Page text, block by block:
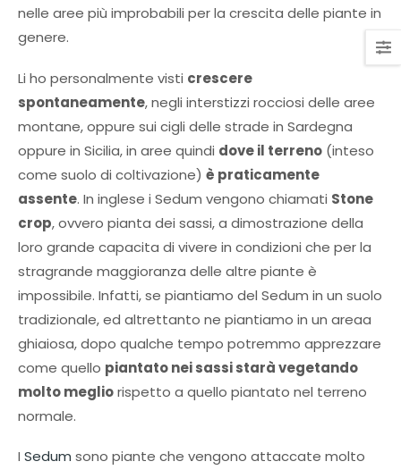
nelle aree più improbabili per la crescita delle piante in
genere.
Li ho personalmente visti crescere
spontaneamente, negli interstizzi rocciosi delle aree
montane, oppure sui cigli delle strade in Sardegna
oppure in Sicilia, in aree quindi dove il terreno (inteso
come suolo di coltivazione) è praticamente
assente. In inglese i Sedum vengono chiamati Stone
crop, ovvero pianta dei sassi, a dimostrazione della
loro grande capacita di vivere in condizioni che per la
stragrande maggioranza delle altre piante è
impossibile. Infatti, se piantiamo del Sedum in un suolo
tradizionale, ed altrettanto ne piantiamo in un areaa
ghiaiosa, dopo qualche tempo potremmo apprezzare
come quello piantato nei sassi starà vegetando
molto megliorispetto a quello piantato nel terreno
normale.
I Sedum sono piante che vengono attaccate molto